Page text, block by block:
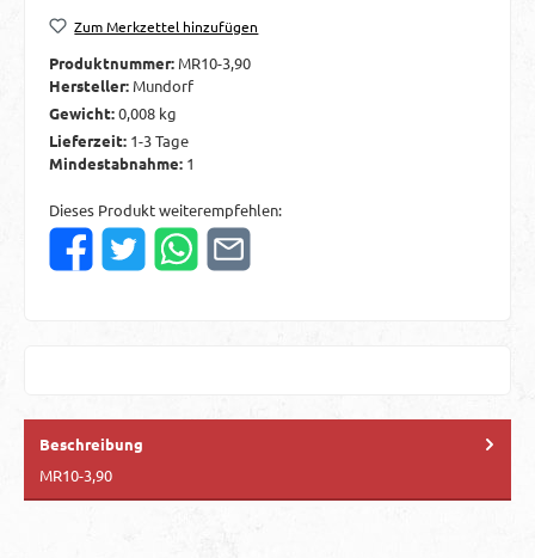
Zum Merkzettel hinzufügen
Produktnummer: MR10-3,90
Hersteller: Mundorf
Gewicht:0,008 kg
Lieferzeit: 1-3 Tage
Mindestabnahme: 1
Dieses Produkt weiterempfehlen:
Beschreibung
MR10-3,90